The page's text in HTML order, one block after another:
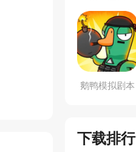
鹅鸭模拟剧本
下载排行